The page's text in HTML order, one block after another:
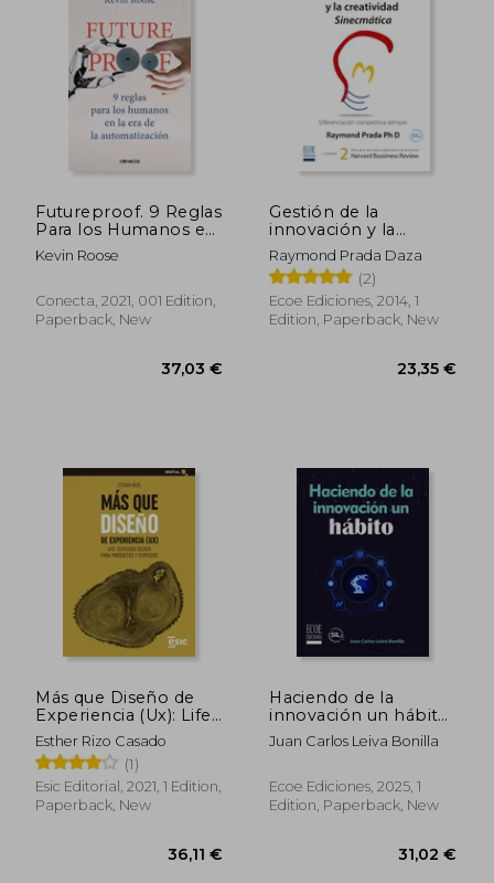
Futureproof. 9 Reglas
Para los Humanos en
la era de la
Automatización
Kevin Roose
Conecta, 2021, 001 Edition,
Paperback, New
37,03 €
Gestión de la
innovación y la
creatividad cinemática
(in Spanish)
Raymond Prada Daza
(2)
Ecoe Ediciones, 2014, 1
Edition, Paperback, New
Más que Diseño de
Experiencia (Ux): Life-
Centered Design Para
Productos y Servicios
(Digital) (in Spanish)
Esther Rizo Casado
(1)
Esic Editorial, 2021, 1 Edition,
Paperback, New
Haciendo de la
innovación un hábito
(in Spanish)
Juan Carlos Leiva Bonilla
Ecoe Ediciones, 2025, 1
Edition, Paperback, New